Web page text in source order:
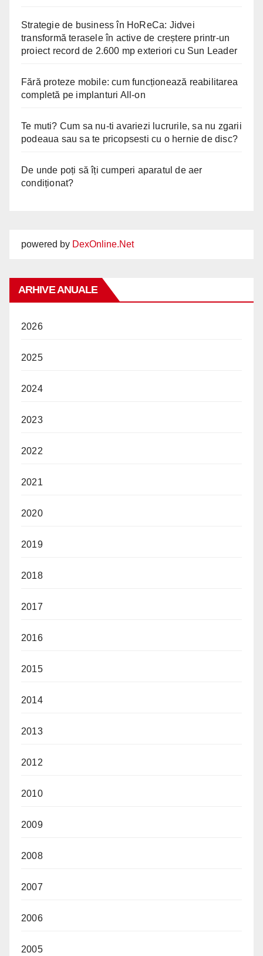
Strategie de business în HoReCa: Jidvei
transformă terasele în active de creștere printr-un
proiect record de 2.600 mp exteriori cu Sun Leader
Fără proteze mobile: cum funcționează reabilitarea
completă pe implanturi All-on
Te muti? Cum sa nu-ti avariezi lucrurile, sa nu zgarii
podeaua sau sa te pricopsesti cu o hernie de disc?
De unde poți să îți cumperi aparatul de aer
condiționat?
powered by DexOnline.Net
ARHIVE ANUALE
2026
2025
2024
2023
2022
2021
2020
2019
2018
2017
2016
2015
2014
2013
2012
2010
2009
2008
2007
2006
2005